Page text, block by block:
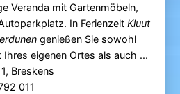
Veranda mit Gartenmöbeln,
In Ferienzelt Kluut
genießen Sie sowohl
eigenen Ortes als auch ...
Breskens
011